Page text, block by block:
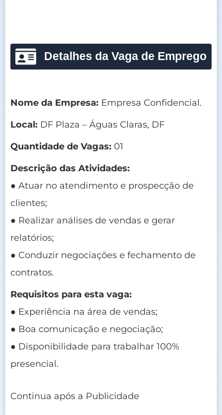
Detalhes da Vaga de Emprego
Nome da Empresa: Empresa Confidencial.
Local: DF Plaza – Águas Claras, DF
Quantidade de Vagas: 01
Descrição das Atividades:
● Atuar no atendimento e prospecção de
clientes;
● Realizar análises de vendas e gerar
relatórios;
● Conduzir negociações e fechamento de
contratos.
Requisitos para esta vaga:
● Experiência na área de vendas;
● Boa comunicação e negociação;
● Disponibilidade para trabalhar 100%
presencial.
Continua após a Publicidade